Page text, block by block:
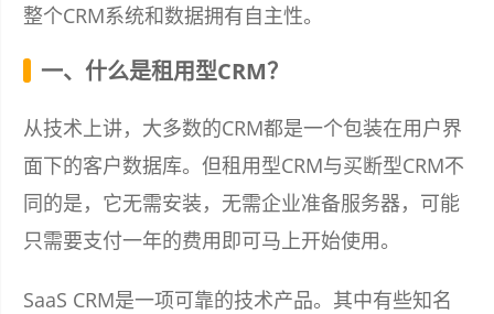
整个CRM系统和数据拥有自主性。
一、什么是租用型CRM？
从技术上讲，大多数的CRM都是一个包装在用户界
面下的客户数据库。但租用型CRM与买断型CRM不
同的是，它无需安装，无需企业准备服务器，可能
只需要支付一年的费用即可马上开始使用。
SaaS CRM是一项可靠的技术产品。其中有些知名